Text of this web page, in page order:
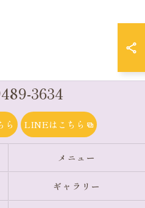
3634
ら LINEはこちら
メニュー
ギャラリー